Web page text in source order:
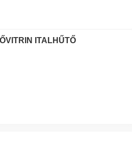
ITALHŰTŐ